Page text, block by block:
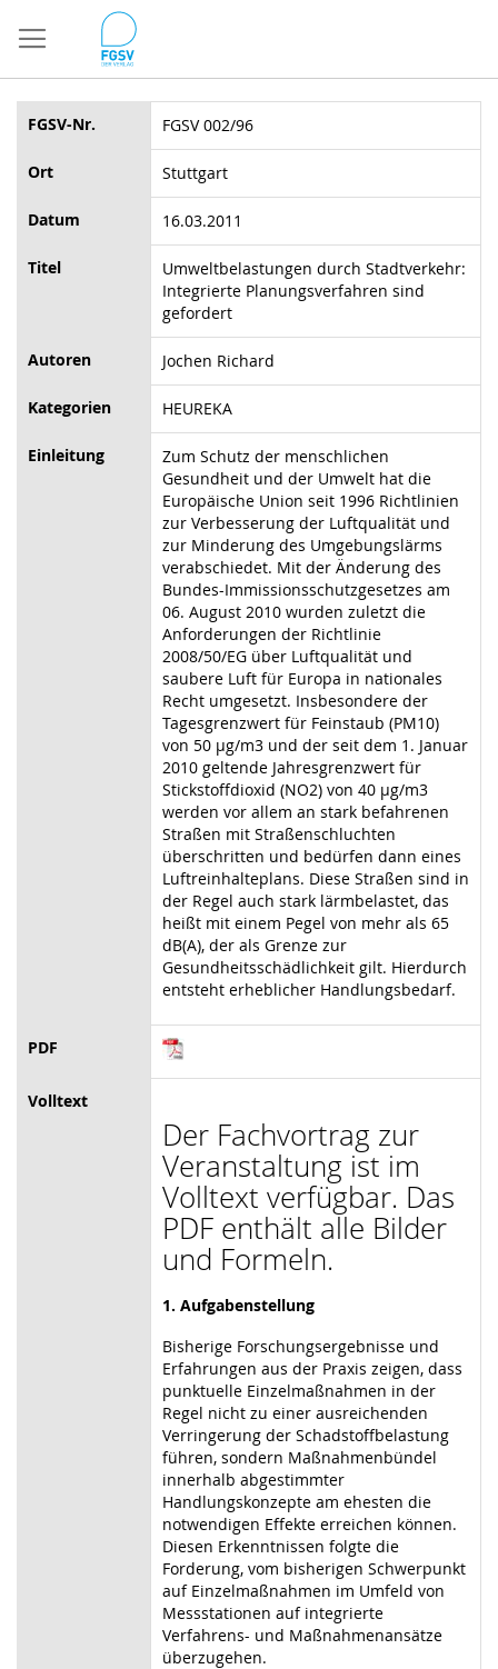
zum
Inhalt
FGSV-Nr. FGSV 002/96
Ort Stuttgart
Datum 16.03.2011
Titel
Umweltbelastungen durch Stadtverkehr:
Integrierte Planungsverfahren sind
gefordert
Autoren Jochen Richard
Kategorien HEUREKA
Einleitung
Zum Schutz der menschlichen
Gesundheit und der Umwelt hat die
Europäische Union seit 1996 Richtlinien
zur Verbesserung der Luftqualität und
zur Minderung des Umgebungslärms
verabschiedet. Mit der Änderung des
Bundes-Immissionsschutzgesetzes am
06. August 2010 wurden zuletzt die
Anforderungen der Richtlinie
2008/50/EG über Luftqualität und
saubere Luft für Europa in nationales
Recht umgesetzt. Insbesondere der
Tagesgrenzwert für Feinstaub (PM10)
von 50 µg/m3 und der seit dem 1. Januar
2010 geltende Jahresgrenzwert für
Stickstoffdioxid (NO2) von 40 µg/m3
werden vor allem an stark befahrenen
Straßen mit Straßenschluchten
überschritten und bedürfen dann eines
Luftreinhalteplans. Diese Straßen sind in
der Regel auch stark lärmbelastet, das
heißt mit einem Pegel von mehr als 65
dB(A), der als Grenze zur
Gesundheitsschädlichkeit gilt. Hierdurch
entsteht erheblicher Handlungsbedarf.
PDF
Volltext
Der Fachvortrag zur
Veranstaltung ist im
Volltext verfügbar. Das
PDF enthält alle Bilder
und Formeln.
1. Aufgabenstellung
Bisherige Forschungsergebnisse und
Erfahrungen aus der Praxis zeigen, dass
punktuelle Einzelmaßnahmen in der
Regel nicht zu einer ausreichenden
Verringerung der Schadstoffbelastung
führen, sondern Maßnahmenbündel
innerhalb abgestimmter
Handlungskonzepte am ehesten die
notwendigen Effekte erreichen können.
Diesen Erkenntnissen folgte die
Forderung, vom bisherigen Schwerpunkt
auf Einzelmaßnahmen im Umfeld von
Messstationen auf integrierte
Verfahrens- und Maßnahmenansätze
überzugehen.